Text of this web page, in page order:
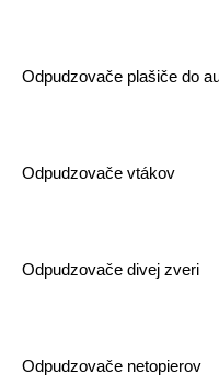
Odpudzovače plašiče do
Odpudzovače vtákov
Odpudzovače divej zveri
Odpudzovače netopierov